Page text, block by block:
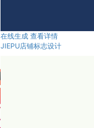
在线生成 查看详情
JIEPU店铺标志设计